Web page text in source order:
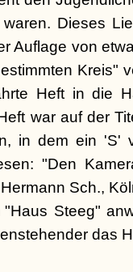
Dieses
Auflage von
Kreis"
Heft in die
war auf der
in dem ein 'S'
"Den
Sch.,
Steeg"
das